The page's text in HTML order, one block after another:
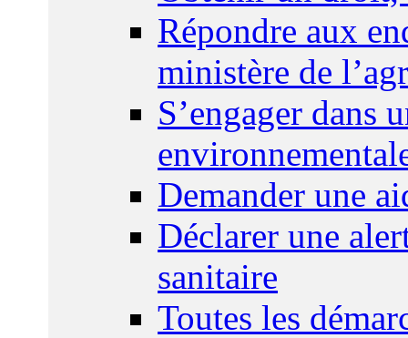
Répondre aux
ministère de
S’engager dans
Demander une
Déclarer une
sanitaire
Toutes les